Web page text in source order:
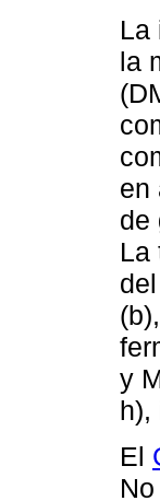
La
la
en
de
La
y
h),
El